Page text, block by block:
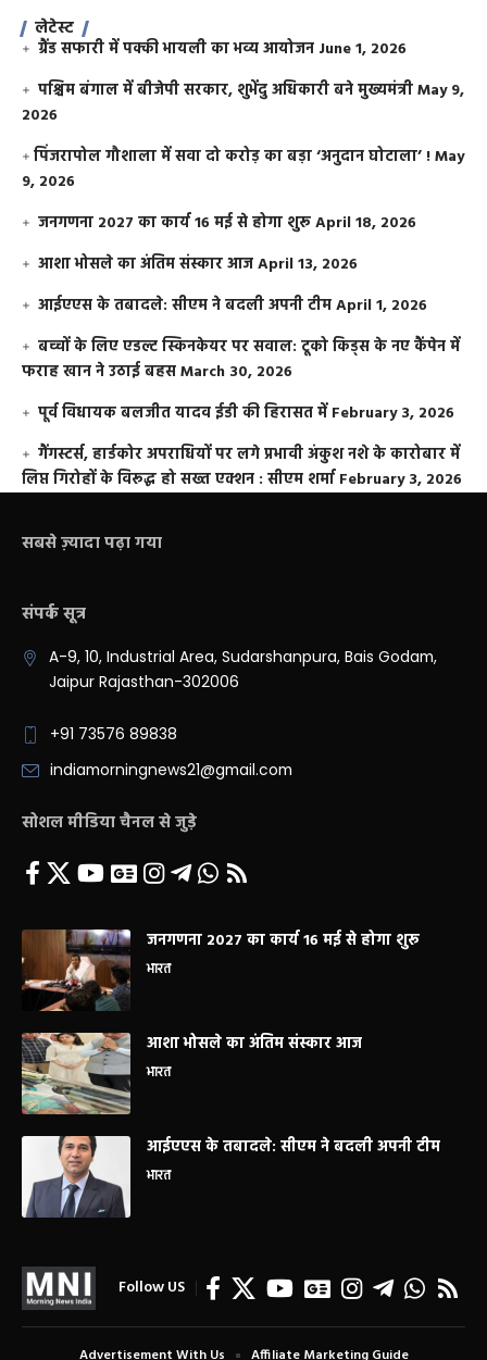
लेटेस्ट
ग्रैंड सफारी में पक्की भायली का भव्य आयोजन June 1, 2026
पश्चिम बंगाल में बीजेपी सरकार, शुभेंदु अधिकारी बने मुख्यमंत्रीMay 9,
2026
​पिंजरापोल गौशाला में सवा दो करोड़ का बड़ा ‘अनुदान घोटाला’ !May
9, 2026
जनगणना 2027 का कार्य 16 मई से होगा शुरूApril 18, 2026
आशा भोसले का अंतिम संस्कार आजApril 13, 2026
आईएएस के तबादले: सीएम ने बदली अपनी टीमApril 1, 2026
बच्चों के लिए एडल्ट स्किनकेयर पर सवाल: टूको किड्स के नए कैंपेन में
फराह खान ने उठाई बहसMarch 30, 2026
पूर्व विधायक बलजीत यादव ईडी की हिरासत में February 3, 2026
गैंगस्टर्स, हार्डकोर अपराधियों पर लगे प्रभावी अंकुश नशे के कारोबार में
लिप्त गिरोहों के विरूद्ध हो सख्त एक्शन : सीएम शर्मा February 3, 2026
सबसे ज़्यादा पढ़ा गया
संपर्क सूत्र
A-9, 10, Industrial Area, Sudarshanpura, Bais Godam,
Jaipur Rajasthan-302006
+91 73576 89838
indiamorningnews21@gmail.com
सोशल मीडिया चैनल से जुड़े
जनगणना 2027 का कार्य 16 मई से होगा शुरू
भारत
आशा भोसले का अंतिम संस्कार आज
भारत
आईएएस के तबादले: सीएम ने बदली अपनी टीम
भारत
Follow US